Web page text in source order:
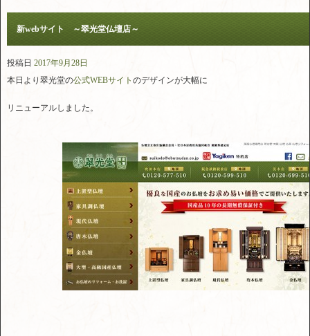
新webサイト ～翠光堂仏壇店～
投稿日 2017年9月28日
本日より翠光堂の公式WEBサイト のデザインが大幅に
リニューアルしました。